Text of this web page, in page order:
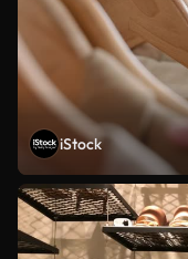
iStock